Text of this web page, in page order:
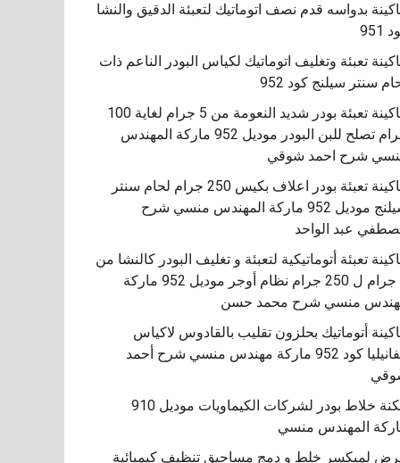
بدواسه قدم نصف اتوماتيك لتعبئة الدقيق والنشا
تعبئة وتغليف اتوماتيك لكياس البودر الناعم ذات
سنتر سيلنج كود 952
ماكينة تعبئة بودر شديد النعومة من 5 جرام لغاية 100
جرام تصلح للبن البودر موديل 952 ماركة المهندس
شرح احمد شوقي
ماكينة تعبئة بودر اعلاف بكيس 250 جرام لحام سنتر
سيلنج موديل 952 ماركة المهندس منسي شرح
عبد الواحد
تعبئة أتوماتيكية لتعبئة و تغليف البودر كالنشا من
5 جرام ل 250 جرام نظام أوجر موديل 952 ماركة
منسي شرح محمد حسن
أتوماتيك بحلزون تقليب بالقادوس لاكياس
الفانيليا كود 952 ماركة مهندس منسي شرح أحمد
مكنة خلاط بودر لشركات الكيماويات موديل 910
المهندس منسي
لميكسر خلط و دمج مساحيق تنظيف كيميائية